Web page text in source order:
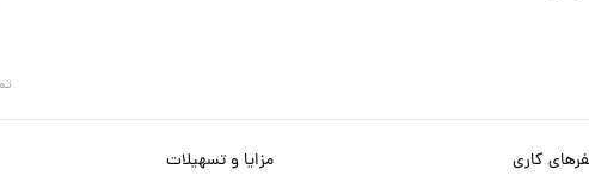
کاری
مزایا و تسهیلات